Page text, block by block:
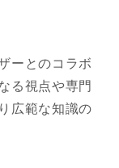
ーとのコラボ
る視点や専門
広範な知識の